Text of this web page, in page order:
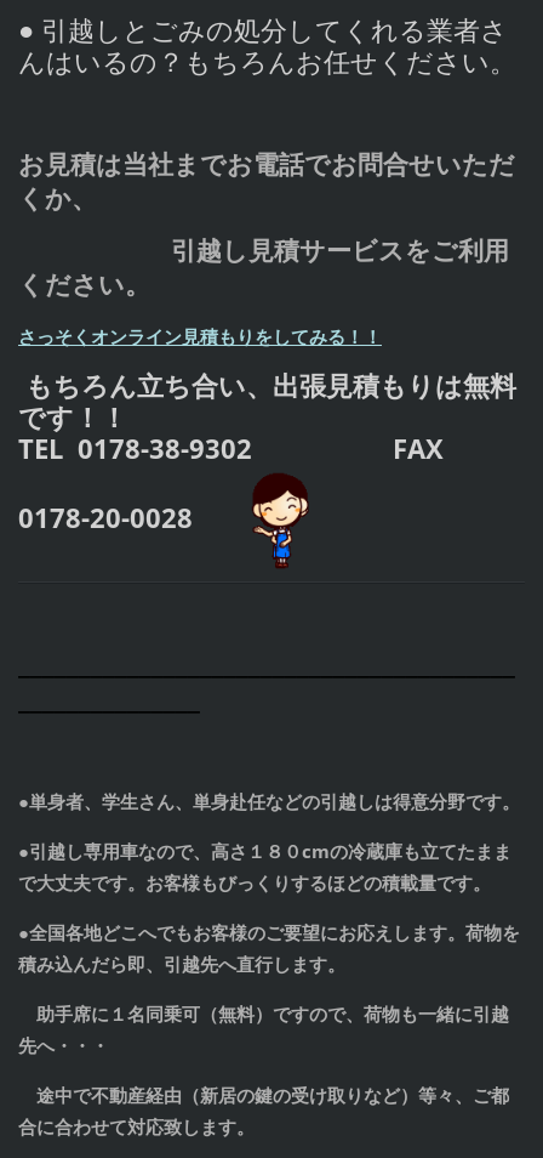
● 引越しとごみの処分してくれる業者さ
んはいるの？もちろんお任せください。
お見積は当社までお電話でお問合せいただ
くか、
引越し 見積サービスをご利用
ください。
さっそくオンライン見積もりをしてみる！！
もちろん立ち合い、出張見積もりは無料
です！！
TEL 0178-38-9302 FAX
0178-20-0028
●単身者、学生さん、単身赴任などの引越しは得意分野です。
●引越し専用車なので、高さ１８０cmの冷蔵庫も立てたまま
で大丈夫です。お客様もびっくりするほどの積載量です。
●全国各地どこへでもお客様のご要望にお応えします。荷物を
積み込んだら即、引越先へ直行します。
助手席に１名同乗可（無料）ですので、荷物も一緒に引越
先へ・・・
途中で不動産経由（新居の鍵の受け取りなど）等々、ご都
合に合わせて対応致します。